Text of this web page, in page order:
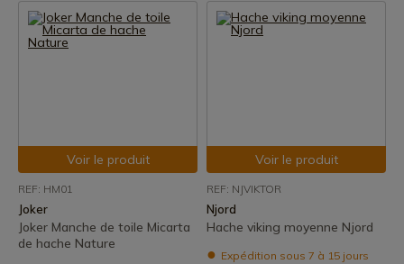
Voir le produit
REF: HM01
Joker
Joker Manche de toile Micarta
de hache Nature
Voir le produit
REF: NJVIKTOR
Njord
Hache viking moyenne Njord
Expédition sous 7 à 15 jours